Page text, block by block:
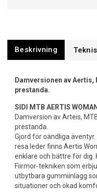
Beskrivning
Damversionen av
prestanda.
SIDI MTB AERTIS WOMAN
Damversion av Arteis,
prestanda.
Gjord för oändliga
resa leder finns Aertis
enklare och bättre för
Fiirmor-tekniken som
utbytbara gummiinlägg
situationer och ökad